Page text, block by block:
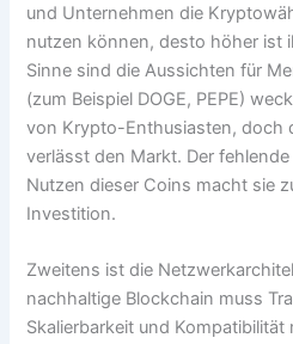
und Unternehmen die
nutzen können, desto höher ist
Sinne sind die Aussichten für
(zum Beispiel DOGE, PEPE)
von Krypto-Enthusiasten, doch
verlässt den Markt. Der
Nutzen dieser Coins macht sie
Investition.
Zweitens ist die
nachhaltige Blockchain muss
Skalierbarkeit und